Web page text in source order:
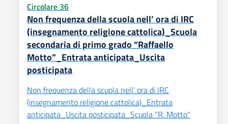
Circolare 36
Non frequenza della scuola nell’ ora di IRC
(insegnamento religione cattolica)_Scuola
secondaria di primo grado “Raffaello
Motto”_Entrata anticipata_Uscita
posticipata
Non frequenza della scuola nell’ ora di IRC
(insegnamento religione cattolica)_Entrata
anticipata_Uscita posticipata_Scuola "R. Motto"